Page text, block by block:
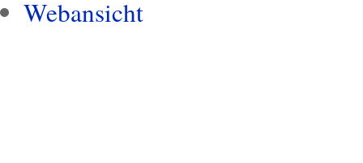
Webansicht